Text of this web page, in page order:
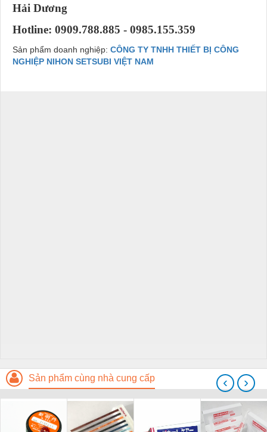
Hải Dương
Hotline: 0909.788.885 - 0985.155.359
Sản phẩm doanh nghiệp: CÔNG TY TNHH THIẾT BỊ CÔNG
NGHIỆP NIHON SETSUBI VIỆT NAM
Sản phẩm cùng nhà cung cấp ‹ ›